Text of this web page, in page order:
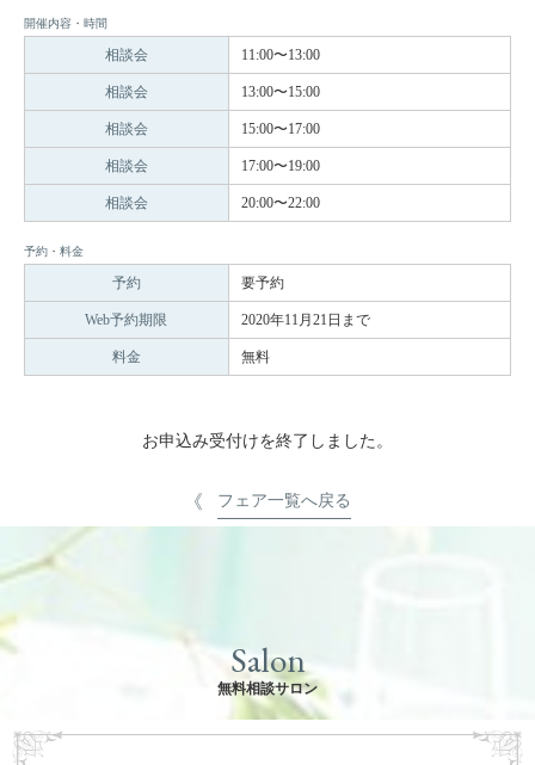
開催内容・時間
相談会 11:00〜13:00
相談会 13:00〜15:00
相談会 15:00〜17:00
相談会 17:00〜19:00
相談会 20:00〜22:00
予約・料金
予約 要予約
Web予約期限 2020年11月21日まで
料金 無料
お申込み受付けを終了しました。
フェア一覧へ戻る
Salon
無料相談サロン